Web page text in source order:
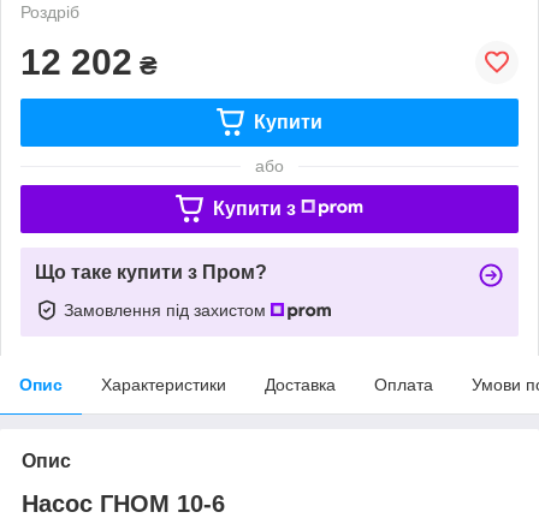
Роздріб
12 202 ₴
Купити
або
Купити з
Що таке купити з Пром?
Замовлення під захистом
Опис Характеристики Доставка Оплата Умови
Опис
Насос ГНОМ 10-6